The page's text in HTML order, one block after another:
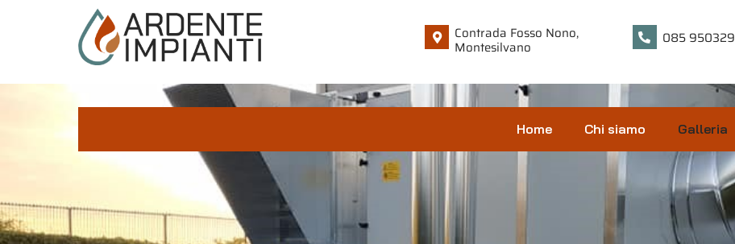
Contrada Fosso Nono,
Montesilvano
085 950329
Home Chi siamo Galleria